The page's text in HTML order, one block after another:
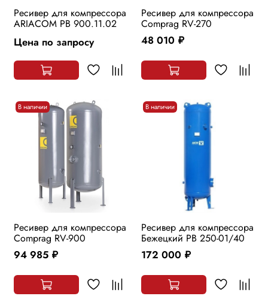
Ресивер для компрессора
ARIACOM РВ 900.11.02
Цена по запросу
Ресивер для компрессора
Comprag RV-270
48 010 руб.
В наличии
Ресивер для компрессора
Comprag RV-900
94 985 руб.
В наличии
Ресивер для компрессора
Бежецкий РВ 250-01/40
172 000 руб.